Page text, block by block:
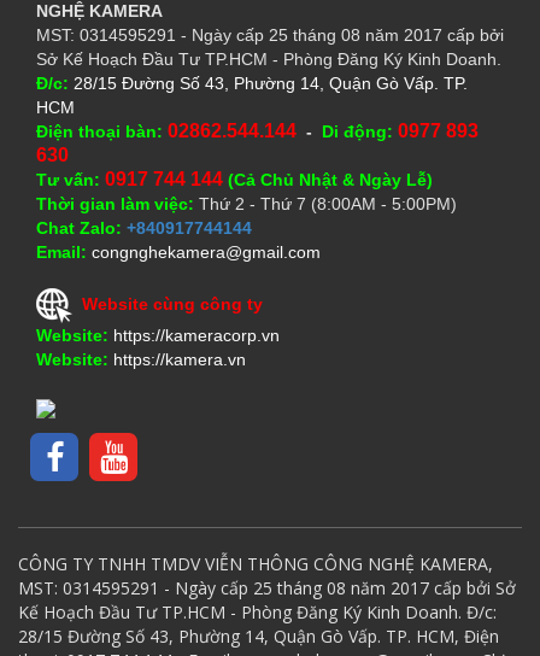
NGHỆ KAMERA
MST: 0314595291 - Ngày cấp 25 tháng 08 năm 2017 cấp bởi
Sở Kế Hoạch Đầu Tư TP.HCM - Phòng Đăng Ký Kinh Doanh.
Đ/c: 28/15 Đường Số 43, Phường 14, Quận Gò Vấp. TP.
HCM
Điện thoại bàn: 02862.544.144 - Di động: 0977 893
630
Tư vấn: 0917 744 144 (Cả Chủ Nhật & Ngày Lễ)
Thời gian làm việc: Thứ 2 - Thứ 7 (8:00AM - 5:00PM)
Chat Zalo: +840917744144
Email: congnghekamera@gmail.com
Website cùng công ty
Website: https://kameracorp.vn
Website: https://kamera.vn
CÔNG TY TNHH TMDV VIỄN THÔNG CÔNG NGHỆ KAMERA,
MST: 0314595291 - Ngày cấp 25 tháng 08 năm 2017 cấp bởi Sở
Kế Hoạch Đầu Tư TP.HCM - Phòng Đăng Ký Kinh Doanh. Đ/c:
28/15 Đường Số 43, Phường 14, Quận Gò Vấp. TP. HCM, Điện